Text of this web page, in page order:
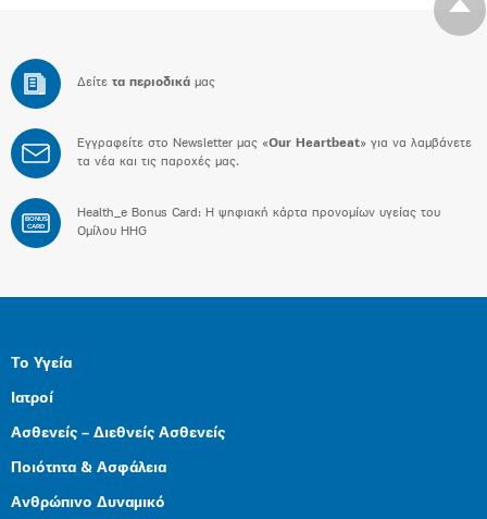
Δείτε τα περιοδικά μας
Εγγραφείτε στο Newsletter μας «Our Heartbeat» για να λαμβάνετε
τα νέα και τις παροχές μας.
BONUS
CARD
Health_e Bonus Card: H ψηφιακή κάρτα προνομίων υγείας του
Ομίλου HHG
Το Υγεία
Ιατροί
Ασθενείς – Διεθνείς Ασθενείς
Ποιότητα & Ασφάλεια
Ανθρώπινο Δυναμικό